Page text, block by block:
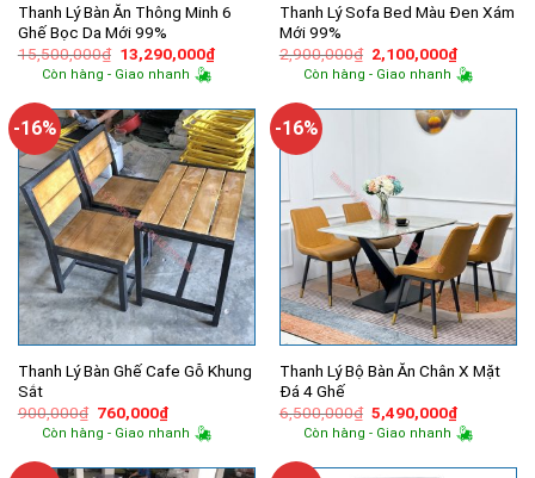
Thanh Lý Bàn Ăn Thông Minh 6
Ghế Bọc Da Mới 99%
15,500,000₫ Giá
gốc
là:
13,290,000₫Giá
hiện
13,290,000₫.
Còn hàng - Giao nhanh
Thanh Lý Sofa Bed Màu Đen Xám
Mới 99%
2,900,000₫ Giá
gốc
là:
2,100,000₫Giá
hiện
tại
Còn hàng - Giao nhanh
-16%
Thanh Lý Bàn Ghế Cafe Gỗ Khung
Sắt
900,000₫ Giá
gốc
là:
760,000₫Giá
hiện
tại
760,000₫.
Còn hàng - Giao nhanh
-16%
Thanh Lý Bộ Bàn Ăn Chân X Mặt
Đá 4 Ghế
6,500,000₫ Giá
gốc
là:
5,490,000₫Giá
hiện
tại
Còn hàng - Giao nhanh